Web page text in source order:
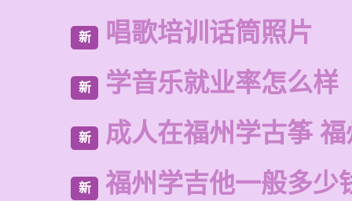
新 唱歌培训话筒照片
新 学音乐就业率怎么样
新 成人在福州学古筝
新 福州学吉他一般多少